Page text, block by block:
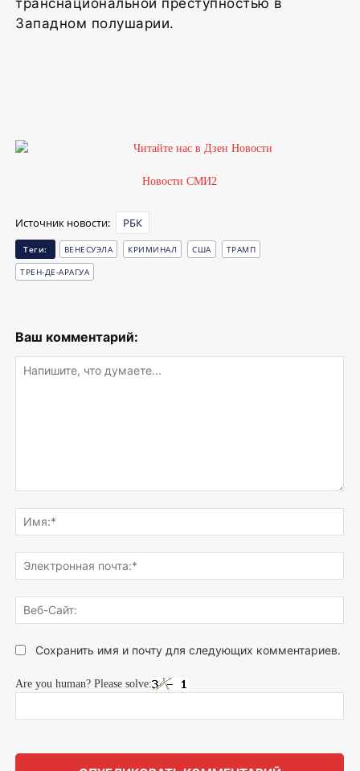
Западном полушарии.
Новости СМИ2
Источник новости: РБК
Теги: ВЕНЕСУЭЛА КРИМИНАЛ США
ТРАМП
ТРЕН-ДЕ-АРАГУА
Ваш комментарий:
что
думаете...
Сохранить имя и почту для следующих комментариев.
Are you human? Please solve: